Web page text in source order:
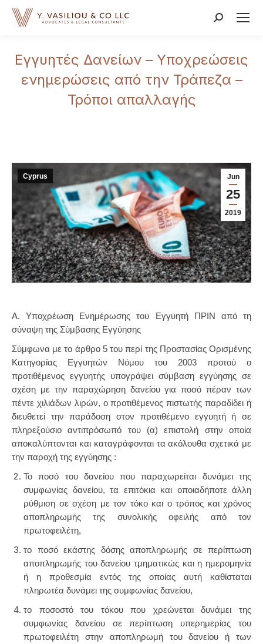
Search:
Εγγυητές Δανείων – Υποχρεώσεις
ενημερώσεις από την Τράπεζα –
Τρόποι απαλλαγής
Jun
25
2019
Cyprus
Α. Υποχρέωση Ενημέρωσης του Εγγυητή ΠΡΙΝ από τη
σύναψη της Σύμβασης Εγγύησης
Σύμφωνα με το άρθρο 5 του περί της Προστασίας Ορισμένης
Κατηγορίας Εγγυητών Νόμου του 2003 προτού ο
προτιθέμενος εγγυητής υπογράψει σύμβαση εγγύησης σε
σχέση με την παραχώρηση δανείου για ποσό πέραν των
πέντε χιλιάδων λιρών, ο προτιθέμενος πιστωτής παραδίδει ή
διευθετεί την παράδοση στον προτιθέμενο εγγυητή ή σε
πληρεξούσιο αντιπρόσωπό του (α) επιστολή στην οποία
αποκαλύπτονται και καταγράφονται τα ακόλουθα σχετικά με
την παροχή της εγγύησης :
Το ποσό του δανείου που παραχωρείται δυνάμει της
συμφωνίας δανείου, τα επιτόκια και οποιαδήποτε άλλη
ρύθμιση σε σχέση με τον τόκο και ο τρόπος και χρόνος
αποπληρωμής της συνολικής οφειλής από τον
πρωτοφειλέτη,
το ποσό εκάστης δόσης αποπληρωμής σε περίπτωση
αποπληρωμής του δανείου τμηματικώς και η ημερομηνία
ή η προθεσμία εντός της οποίας αυτή καθίσταται
πληρωτέα δυνάμει της συμφωνίας δανείου,
το ποσοστό του τόκου που χρεώνεται δυνάμει της
συμφωνίας δανείου σε περίπτωση υπερημερίας του
πρωτοφειλέτη στην αποπληρωμή του δανείου ή των